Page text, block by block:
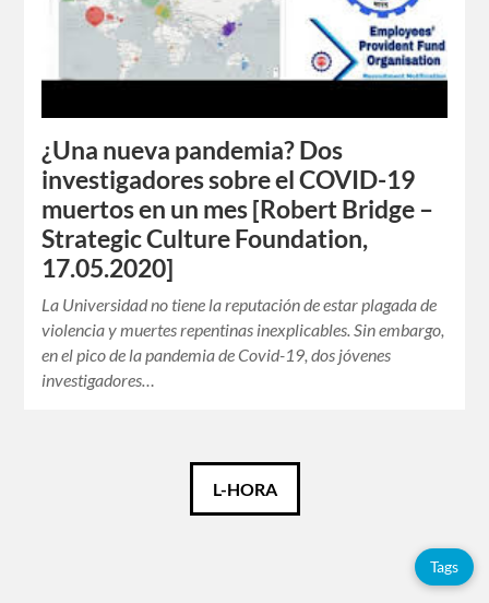
¿Una nueva pandemia? Dos
investigadores sobre el COVID-19
muertos en un mes [Robert Bridge –
Strategic Culture Foundation,
17.05.2020]
La Universidad no tiene la reputación de estar plagada de
violencia y muertes repentinas inexplicables. Sin embargo,
en el pico de la pandemia de Covid-19, dos jóvenes
investigadores…
L-HORA
Tags